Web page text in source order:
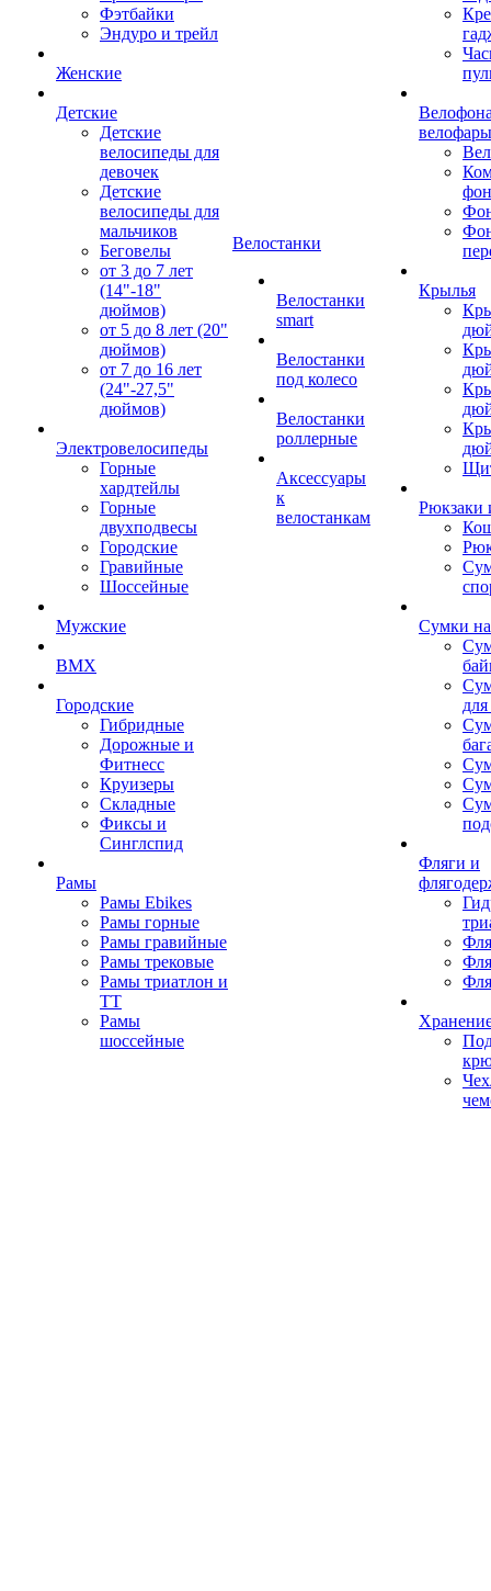
Фэтбайки
Эндуро и трейл
Женские
Детские
Детские
велосипеды для
девочек
Детские
велосипеды для
мальчиков
Беговелы
от 3 до 7 лет
(14"-18"
дюймов)
от 5 до 8 лет (20"
дюймов)
от 7 до 16 лет
(24"-27,5"
дюймов)
Электровелосипеды
Горные
хардтейлы
Горные
двухподвесы
Городские
Гравийные
Шоссейные
Мужские
BMX
Городские
Гибридные
Дорожные и
Фитнесс
Круизеры
Складные
Фиксы и
Синглспид
Рамы
Рамы Ebikes
Рамы горные
Рамы гравийные
Рамы трековые
Рамы триатлон и
ТТ
Рамы
шоссейные
Велостанки
Велостанки
smart
Велостанки
под колесо
Велостанки
роллерные
Аксессуары
к
велостанкам
велофары
Крылья
Рюкзаки
Сумки
Фляги и